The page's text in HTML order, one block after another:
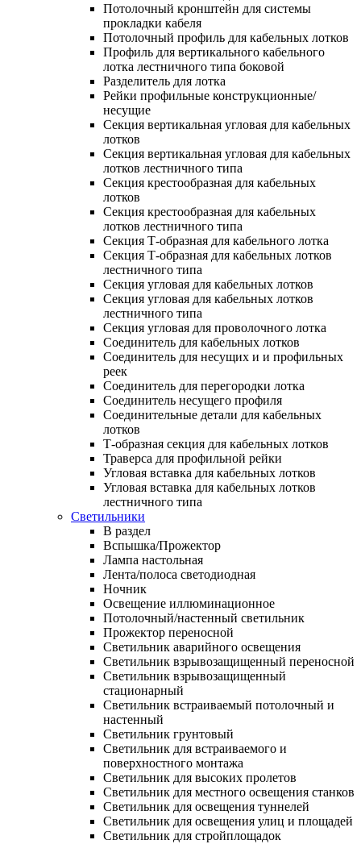
Потолочный кронштейн для системы
прокладки кабеля
Потолочный профиль для кабельных лотков
Профиль для вертикального кабельного
лотка лестничного типа боковой
Разделитель для лотка
Рейки профильные конструкционные/
несущие
Секция вертикальная угловая для кабельных
лотков
Секция вертикальная угловая для кабельных
лотков лестничного типа
Секция крестообразная для кабельных
лотков
Секция крестообразная для кабельных
лотков лестничного типа
Секция Т-образная для кабельного лотка
Секция Т-образная для кабельных лотков
лестничного типа
Секция угловая для кабельных лотков
Секция угловая для кабельных лотков
лестничного типа
Секция угловая для проволочного лотка
Соединитель для кабельных лотков
Соединитель для несущих и и профильных
реек
Соединитель для перегородки лотка
Соединитель несущего профиля
Соединительные детали для кабельных
лотков
Т-образная секция для кабельных лотков
Траверса для профильной рейки
Угловая вставка для кабельных лотков
Угловая вставка для кабельных лотков
лестничного типа
Светильники
В раздел
Вспышка/Прожектор
Лампа настольная
Лента/полоса светодиодная
Ночник
Освещение иллюминационное
Потолочный/настенный светильник
Прожектор переносной
Светильник аварийного освещения
Светильник взрывозащищенный переносной
Светильник взрывозащищенный
стационарный
Светильник встраиваемый потолочный и
настенный
Светильник грунтовый
Светильник для встраиваемого и
поверхностного монтажа
Светильник для высоких пролетов
Светильник для местного освещения станков
Светильник для освещения туннелей
Светильник для освещения улиц и площадей
Светильник для стройплощадок